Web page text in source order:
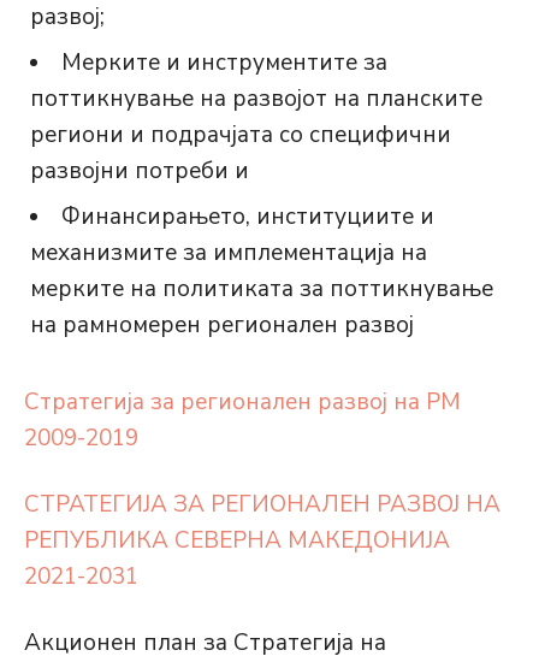
развој;
Мерките и инструментите за
поттикнување на развојот на планските
региони и подрачјата со специфични
развојни потреби и
Финансирањето, институциите и
механизмите за имплементација на
мерките на политиката за поттикнување
на рамномерен регионален развој
Стратегија за регионален развој на РМ
2009-2019
СТРАТЕГИЈА ЗА РЕГИОНАЛЕН РАЗВОЈ НА
РЕПУБЛИКА СЕВЕРНА МАКЕДОНИЈА
2021-2031
Акционен план за Стратегија на